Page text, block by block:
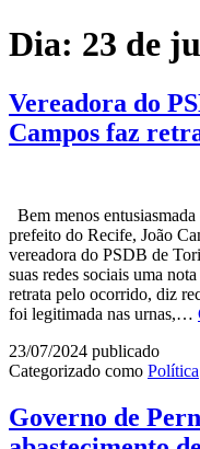
Dia: 23 de
Vereadora do
Campos faz
Bem menos
prefeito do Recife, João
vereadora do PSDB de
suas redes sociais uma
retrata pelo ocorrido, diz
foi legitimada nas urnas,…
23/07/2024 publicado
Categorizado como Política
Governo de